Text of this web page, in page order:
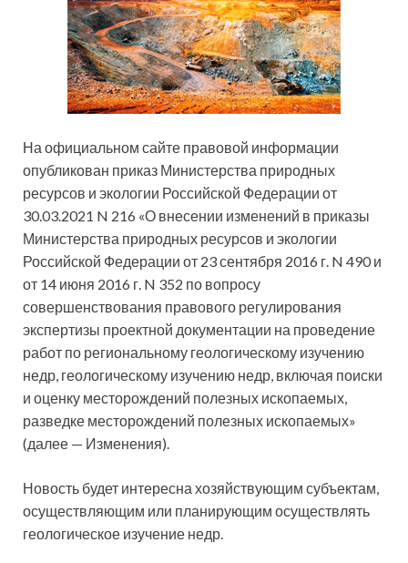
На официальном сайте правовой информации
опубликован приказ Министерства природных
ресурсов и экологии Российской Федерации от
30.03.2021 N 216 «О внесении изменений в приказы
Министерства природных ресурсов и экологии
Российской Федерации от 23 сентября 2016 г. N 490 и
от 14 июня 2016 г. N 352 по вопросу
совершенствования правового регулирования
экспертизы проектной документации на проведение
работ по региональному геологическому изучению
недр, геологическому изучению недр, включая поиски
и оценку месторождений полезных ископаемых,
разведке месторождений полезных ископаемых»
(далее — Изменения).
Новость будет интересна хозяйствующим субъектам,
осуществляющим или планирующим осуществлять
геологическое изучение недр.